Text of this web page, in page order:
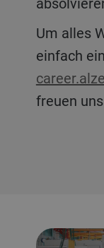
Um alles Weitere zu klären, schick uns
einfach
freuen